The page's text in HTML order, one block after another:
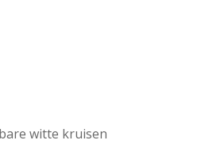
witte kruisen